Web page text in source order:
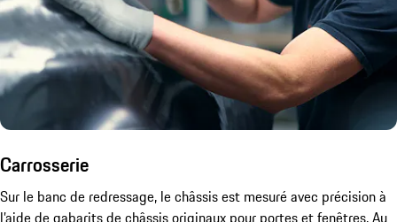
Carrosserie
Sur le banc de redressage, le châssis est mesuré avec précision à
l’aide de gabarits de châssis originaux pour portes et fenêtres. Au